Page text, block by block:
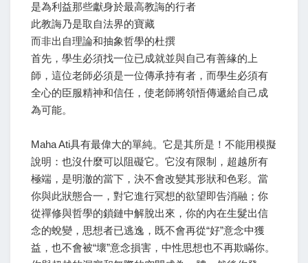
是為利益那些獻身於最高教誨的行者
此教誨乃是取自法界的寶藏
而非出自理論和抽象哲學的杜撰
首先，學生必須找一位已成就並與自己有善緣的上
師，這位老師必須是一位傳承持有者，而學生必須有
全心的臣服精神和信任，使老師將領悟傳遞給自己成
為可能。
Maha Ati具有最偉大的單純。它是其所是！不能用模擬
說明：也沒什麼可以阻礙它。它沒有限制，超越所有
極端，是明澈的當下，決不會改變其形狀和色彩。當
你與此狀態合一，對它進行冥想的欲望即告消融；你
從禪修與哲學的鎖鏈中解脫出來，你的內在生髮出信
念的蛻變，思想者已逃逸，既不會再從“好”意念中獲
益，也不會被“壞”意念損害，中性思想也不再欺瞞你。